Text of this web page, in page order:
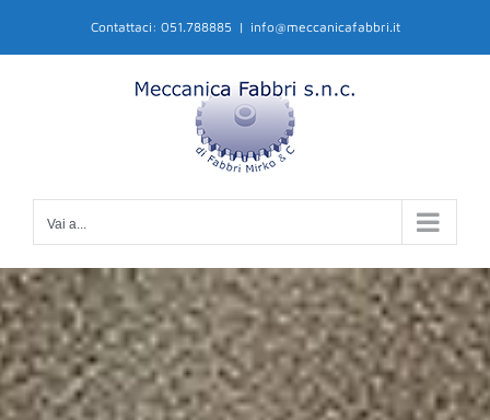
al
Contattaci: 051.788885 | info@meccanicafabbri.it
Vai a...